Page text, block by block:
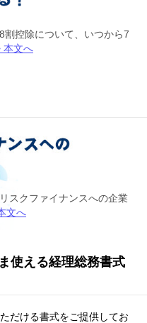
割控除について、いつから7
本文へ
スクファイナンスへの企業
文へ
使える経理総務書式
だける書式をご提供してお